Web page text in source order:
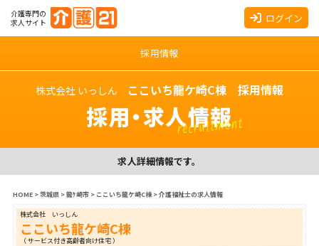
介護専門の
求人サイト
ログイン
採用情報
株式会社 いっしん ここいち龍ケ崎C棟 採用情報
採用・求人情報
recruitment
求人詳細情報です。
HOME>茨城県>龍ｹ崎市> ここいち龍ケ崎C棟>介護福祉士の求人情報
株式会社 いっしん
ここいち龍ケ崎C棟
（ サービス付き高齢者向け住宅 ）